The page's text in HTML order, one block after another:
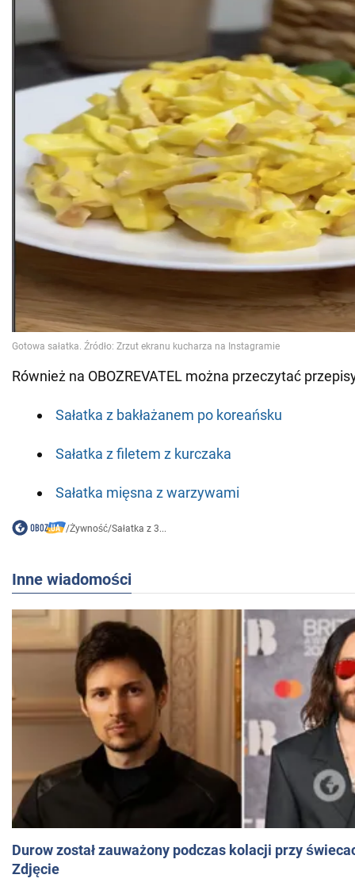
Również na OBOZREVATEL można przeczytać
Sałatka z bakłażanem po koreańsku
Sałatka z filetem z kurczaka
Sałatka mięsna z warzywami
/Żywność/Sałatka z 3...
Inne wiadomości
Durow został zauważony podczas kolacji przy
Zdjęcie